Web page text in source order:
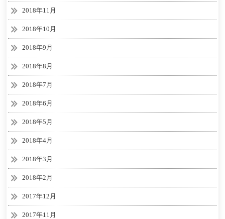
2018年11月
2018年10月
2018年9月
2018年8月
2018年7月
2018年6月
2018年5月
2018年4月
2018年3月
2018年2月
2017年12月
2017年11月